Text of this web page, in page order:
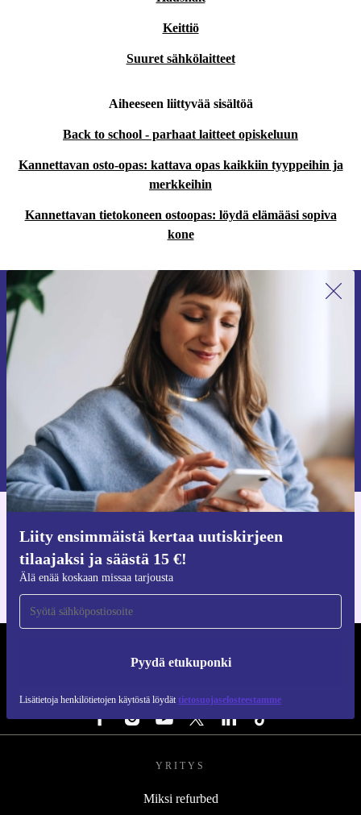
Keittiö
Suuret sähkölaitteet
Aiheeseen liittyvää sisältöä
Back to school - parhaat laitteet opiskeluun
Kannettavan osto-opas: kattava opas kaikkiin tyyppeihin ja
merkkeihin
Kannettavan tietokoneen ostoopas: löydä elämääsi sopiva
kone
Liity ensimmäistä kertaa uutiskirjeen
tilaajaksi ja säästä 15 €!
Älä enää koskaan missaa tarjousta
Pyydä etukuponki
Lisätietoja henkilötietojen käytöstä löydät tietosuojaselosteestamme
Liity ensimmäistä kertaa uutiskirjeen
tilaajaksi ja säästä 15 €!
Älä missaa enää yhtäkään tarjousta.
Pyydä etukuponki
Lisätietoja henkilötietojen käytöstä löydättietosuojaselosteestamme.
iOS:lle ja Androidille
YRITYS
Miksi refurbed